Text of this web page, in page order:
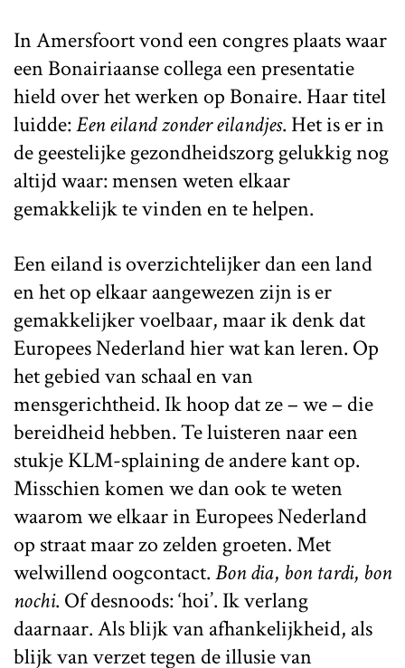
In Amersfoort vond een congres plaats waar
een Bonairiaanse collega een presentatie
hield over het werken op Bonaire. Haar titel
luidde:Een eiland zonder eilandjes. Het is er in
de geestelijke gezondheidszorg gelukkig nog
altijd waar: mensen weten elkaar
gemakkelijk te vinden en te helpen.
Een eiland is overzichtelijker dan een land
en het op elkaar aangewezen zijn is er
gemakkelijker voelbaar, maar ik denk dat
Europees Nederland hier wat kan leren. Op
het gebied van schaal en van
mensgerichtheid. Ik hoop dat ze – we – die
bereidheid hebben. Te luisteren naar een
stukje KLM-splaining de andere kant op.
Misschien komen we dan ook te weten
waarom we elkaar in Europees Nederland
op straat maar zo zelden groeten. Met
welwillend oogcontact.Bon dia, bon tardi, bon
nochi. Of desnoods: ‘hoi’. Ik verlang
daarnaar. Als blijk van afhankelijkheid, als
blijk van verzet tegen de illusie van